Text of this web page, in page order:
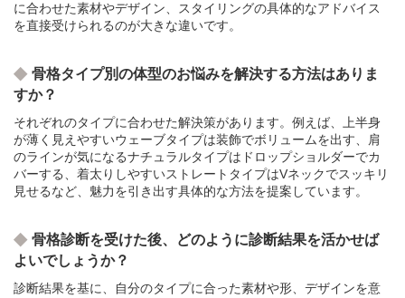
に合わせた素材やデザイン、スタイリングの具体的なアドバイス
を直接受けられるのが大きな違いです。
骨格タイプ別の体型のお悩みを解決する方法はありま
すか？
それぞれのタイプに合わせた解決策があります。例えば、上半身
が薄く見えやすいウェーブタイプは装飾でボリュームを出す、肩
のラインが気になるナチュラルタイプはドロップショルダーでカ
バーする、着太りしやすいストレートタイプはVネックでスッキリ
見せるなど、魅力を引き出す具体的な方法を提案しています。
骨格診断を受けた後、どのように診断結果を活かせば
よいでしょうか？
診断結果を基に、自分のタイプに合った素材や形、デザインを意